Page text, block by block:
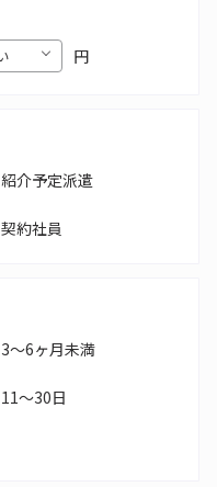
円
紹介予定派遣
契約社員
3～6ヶ月未満
11～30日